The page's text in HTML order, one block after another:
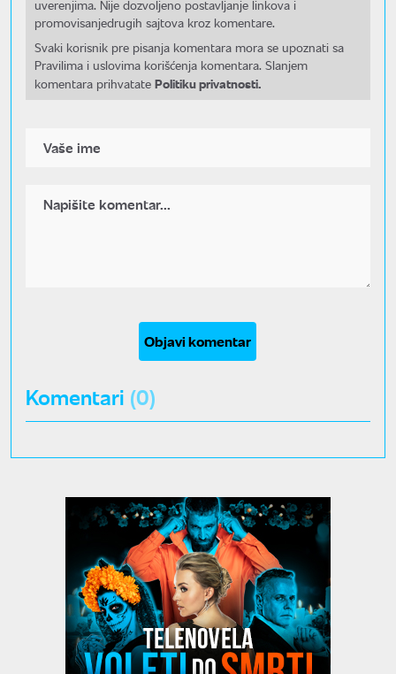
uverenjima. Nije dozvoljeno postavljanje linkova i
promovisanjedrugih sajtova kroz komentare.
Svaki korisnik pre pisanja komentara mora se upoznati sa
Pravilima i uslovima korišćenja komentara. Slanjem
komentara prihvatate Politiku privatnosti.
Objavi komentar
Komentari (0)